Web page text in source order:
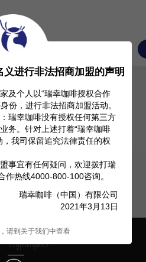
Investor Relation
义进行非法招商加盟的声明
及个人以“瑞幸咖啡授权合作
份，进行非法招商加盟活动。
瑞幸咖啡没有授权任何第三方
务。针对上述打着“瑞幸咖啡
，我司保留追究法律责任的权
事宜有任何疑问，欢迎拨打瑞
作热线4000-800-100咨询。
瑞幸咖啡（中国）有限公司
2021年3月13日
请到关于我们中查看